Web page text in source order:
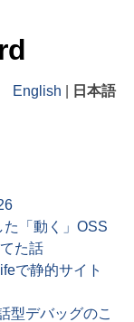
English 日本語
「動く」OSS
た話
で静的サイト
型デバッグのこ